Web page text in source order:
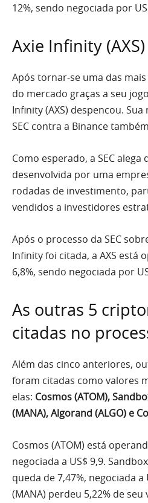
12%, sendo negociada por
Axie Infinity (AXS)
Após tornar-se uma das
do mercado graças a seu
Infinity (AXS) despencou.
SEC contra a Binance
Como esperado, a SEC alega
desenvolvida por uma
rodadas de investimento,
vendidos a investidores
Após o processo da SEC
Infinity foi citada, a AXS está
6,8%, sendo negociada por
As outras 5
citadas no
Além das cinco anteriores,
foram citadas como valores
elas: Cosmos (ATOM),
(MANA), Algorand (ALGO) e
Cosmos (ATOM) está
negociada a US$ 9,9.
queda de 7,47%, negociada
(MANA) perdeu 5,22% de